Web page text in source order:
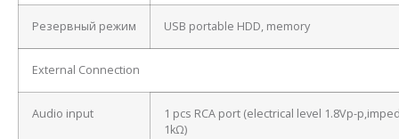
Резервный режим USB portable HDD, memory
External Connection
Audio input
1 pcs RCA port (electrical level 1.8Vp-
1kΩ)